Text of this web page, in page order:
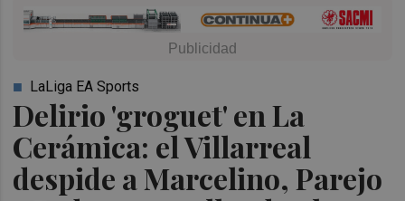
Delirio 'groguet' en La
Cerámica: el Villarreal
despide a Marcelino, Parejo
LaLiga EA Sports